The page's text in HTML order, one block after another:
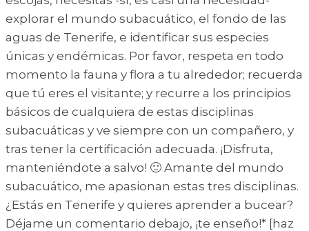
explorar el mundo subacuático, el fondo de las
aguas de Tenerife, e identificar sus especies
únicas y endémicas. Por favor, respeta en todo
momento la fauna y flora a tu alrededor; recuerda
que tú eres el visitante; y recurre a los principios
básicos de cualquiera de estas disciplinas
subacuáticas y ve siempre con un compañero, y
tras tener la certificación adecuada. ¡Disfruta,
manteniéndote a salvo! 🙂 Amante del mundo
subacuático, me apasionan estas tres disciplinas.
¿Estás en Tenerife y quieres aprender a bucear?
Déjame un comentario debajo, ¡te enseño!* [haz